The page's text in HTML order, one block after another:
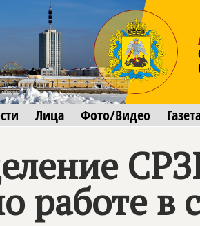
Лица Фото/Видео
работе в